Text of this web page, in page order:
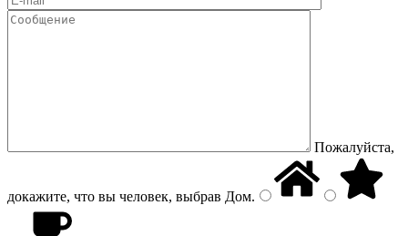
Пожалуйста,
докажите, что вы человек, выбрав Дом.